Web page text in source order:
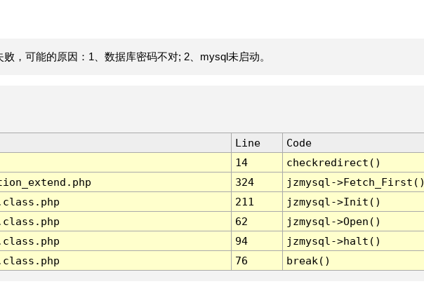
，可能的原因：1、数据库密码不对; 2、mysql未启动。
Line
Code
14
checkredirect()
324
jzmysql-
211
jzmysql->Init()
62
jzmysql->Open()
94
jzmysql->halt()
76 break()